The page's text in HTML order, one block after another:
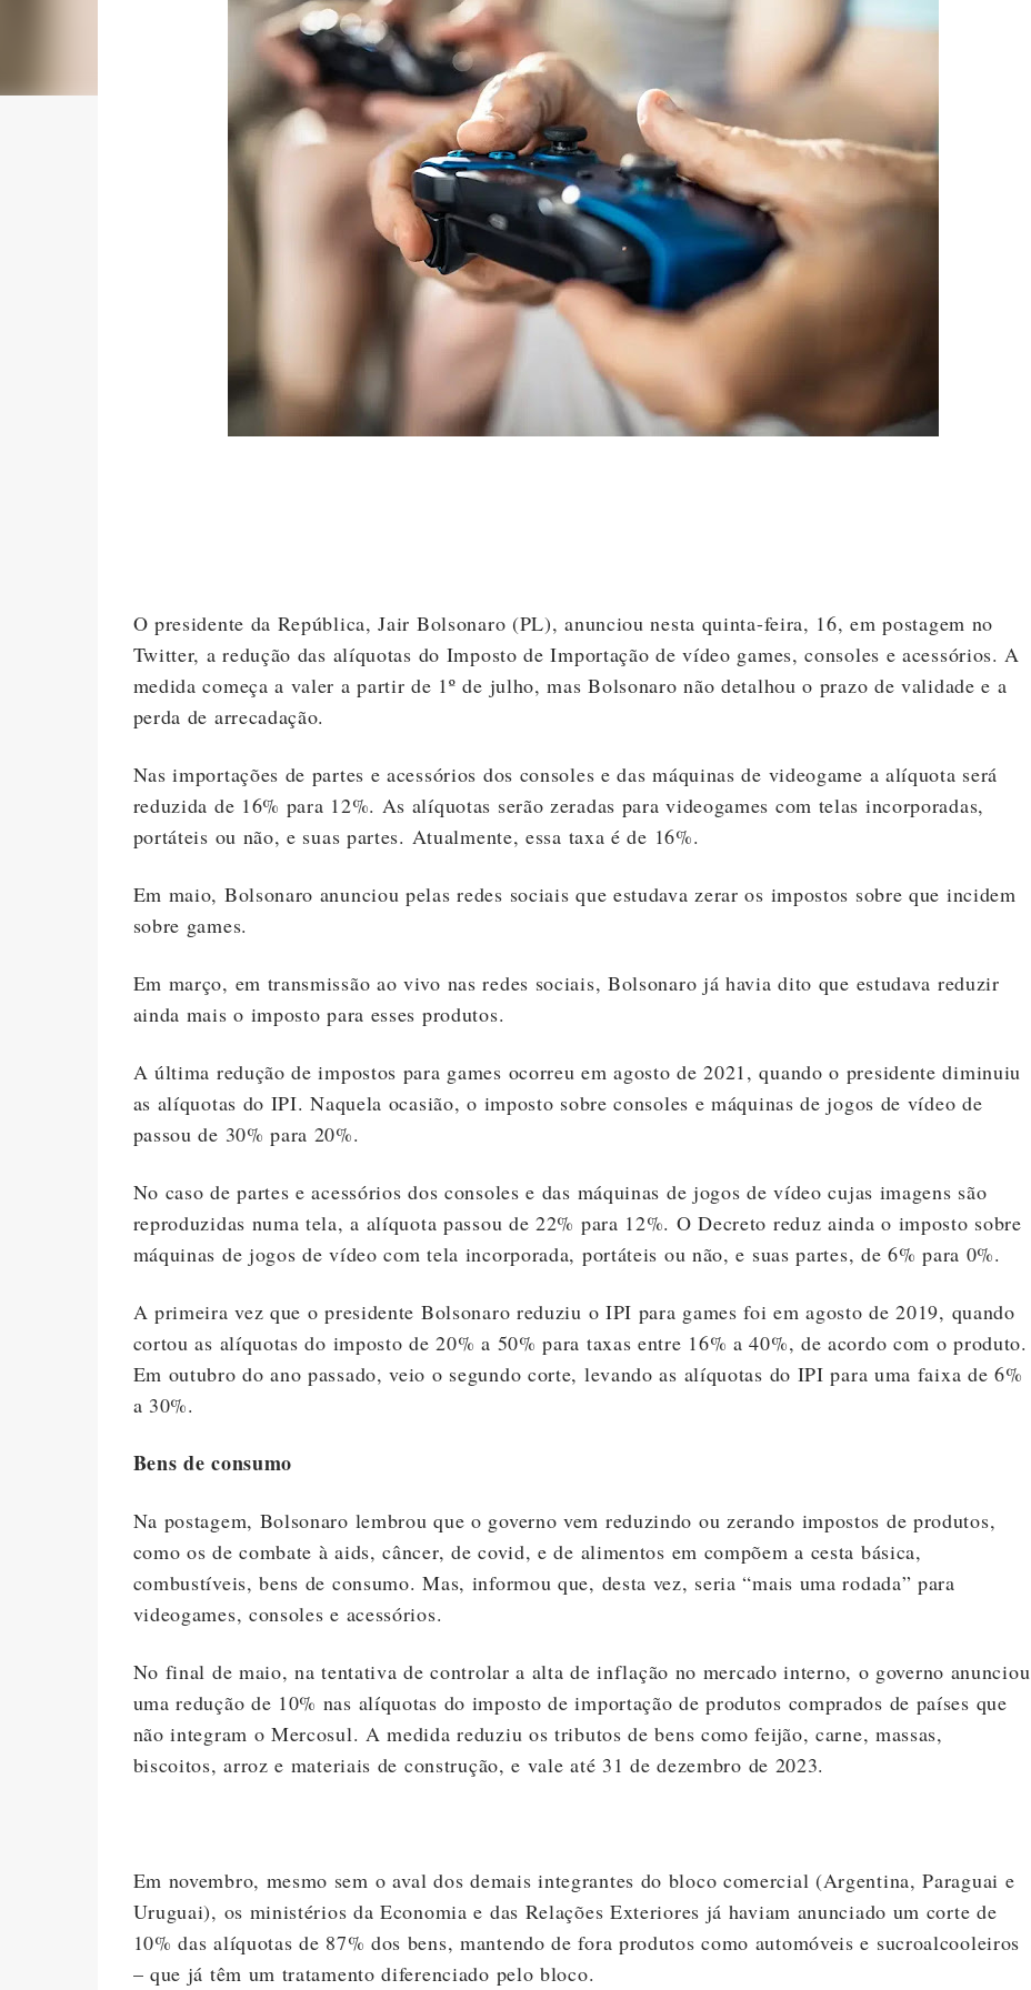
O presidente da República, Jair Bolsonaro (PL), anunciou nesta quinta-feira, 16, em postagem no
Twitter, a redução das alíquotas do Imposto de Importação de vídeo games, consoles e acessórios. A
medida começa a valer a partir de 1º de julho, mas Bolsonaro não detalhou o prazo de validade e a
perda de arrecadação.
Nas importações de partes e acessórios dos consoles e das máquinas de videogame a alíquota será
reduzida de 16% para 12%. As alíquotas serão zeradas para videogames com telas incorporadas,
portáteis ou não, e suas partes. Atualmente, essa taxa é de 16%.
Em maio, Bolsonaro anunciou pelas redes sociais que estudava zerar os impostos sobre que incidem
sobre games.
Em março, em transmissão ao vivo nas redes sociais, Bolsonaro já havia dito que estudava reduzir
ainda mais o imposto para esses produtos.
A última redução de impostos para games ocorreu em agosto de 2021, quando o presidente diminuiu
as alíquotas do IPI. Naquela ocasião, o imposto sobre consoles e máquinas de jogos de vídeo de
passou de 30% para 20%.
No caso de partes e acessórios dos consoles e das máquinas de jogos de vídeo cujas imagens são
reproduzidas numa tela, a alíquota passou de 22% para 12%. O Decreto reduz ainda o imposto sobre
máquinas de jogos de vídeo com tela incorporada, portáteis ou não, e suas partes, de 6% para 0%.
A primeira vez que o presidente Bolsonaro reduziu o IPI para games foi em agosto de 2019, quando
cortou as alíquotas do imposto de 20% a 50% para taxas entre 16% a 40%, de acordo com o produto.
Em outubro do ano passado, veio o segundo corte, levando as alíquotas do IPI para uma faixa de 6%
a 30%.
Bens de consumo
Na postagem, Bolsonaro lembrou que o governo vem reduzindo ou zerando impostos de produtos,
como os de combate à aids, câncer, de covid, e de alimentos em compõem a cesta básica,
combustíveis, bens de consumo. Mas, informou que, desta vez, seria “mais uma rodada” para
videogames, consoles e acessórios.
No final de maio, na tentativa de controlar a alta de inflação no mercado interno, o governo anunciou
uma redução de 10% nas alíquotas do imposto de importação de produtos comprados de países que
não integram o Mercosul. A medida reduziu os tributos de bens como feijão, carne, massas,
biscoitos, arroz e materiais de construção, e vale até 31 de dezembro de 2023.
Em novembro, mesmo sem o aval dos demais integrantes do bloco comercial (Argentina, Paraguai e
Uruguai), os ministérios da Economia e das Relações Exteriores já haviam anunciado um corte de
10% das alíquotas de 87% dos bens, mantendo de fora produtos como automóveis e sucroalcooleiros
– que já têm um tratamento diferenciado pelo bloco.